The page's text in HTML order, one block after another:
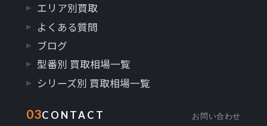
エリア別買取
よくある質問
ブログ
型番別 買取相場一覧
シリーズ別 買取相場一覧
03CONTACT お問い合わせ